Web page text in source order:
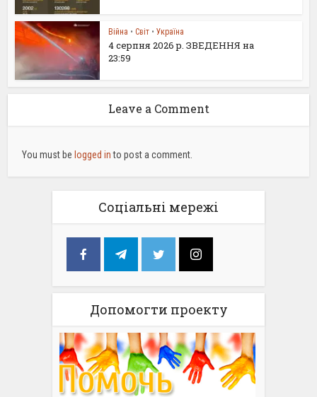
Війна • Світ • Україна
4 серпня 2026 р. ЗВЕДЕННЯ на
23:59
Leave a Comment
You must be logged into post a comment.
Соціальні мережі
Допомогти проекту